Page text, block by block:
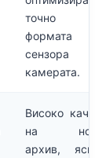
точно
формата
сензора
камерата.
Високо
на
архив,